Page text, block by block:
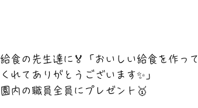
給食の先生達に🏅「おいしい給食を作って
くれてありがとうございます✨」
園内の職員全員にプレゼント🥇